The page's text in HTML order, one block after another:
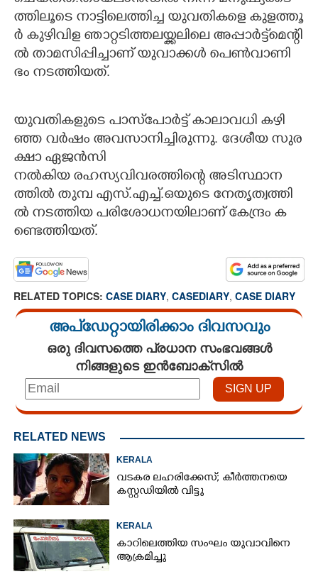
ത്തി​ലൂ​ടെ​ ​നാ​ട്ടി​ലെ​ത്തി​ച്ച​ ​യു​വ​തി​ക​ളെ​ ​കു​ള​ത്തൂ​
ർ​ ​കു​ഴി​വി​ള​ ​ഞാ​റ്റ​ടി​ത്ത​ല​യ്ക്ക​ലി​ലെ​ ​അ​പ്പാ​ർ​ട്ട്മെ​ന്റി​
ൽ​ ​താ​മ​സി​പ്പി​ച്ചാ​ണ് ​യു​വാ​ക്ക​ൾ​ ​പെ​ൺ​വാ​ണി​
ഭം​ ​ന​ട​ത്തി​യ​ത്.
യു​വ​തി​ക​ളു​ടെ​ ​പാ​സ്‌​പോ​ർ​ട്ട് ​കാ​ലാ​വ​ധി​ ​ക​ഴി​
ഞ്ഞ​ ​വ​ർ​ഷം​ ​അ​വ​സാ​നി​ച്ചി​രു​ന്നു.​ ​ദേ​ശീ​യ​ ​സു​ര​
ക്ഷാ​ ​ഏ​ജ​ൻ​സി
ന​ൽ​കി​യ​ ​ര​ഹ​സ്യ​വി​വ​ര​ത്തി​ന്റെ​ ​അ​ടി​സ്ഥാ​ന​
ത്തി​ൽ​ ​തു​മ്പ​ ​എ​സ്.​എ​ച്ച്.​ഒ​യു​ടെ​ ​നേ​തൃ​ത്വ​ത്തി​
ൽ​ ​ന​ട​ത്തി​യ​ ​പ​രി​ശോ​ധ​ന​യി​ലാ​ണ് ​കേ​ന്ദ്രം​ ​ക​
ണ്ടെ​ത്തി​യ​ത്.
RELATED TOPICS: CASE DIARY, CASEDIARY, CASE DIARY
അപ്ഡേറ്റായിരിക്കാം ദിവസവും
ഒരു ദിവസത്തെ പ്രധാന സംഭവങ്ങൾ
നിങ്ങളുടെ ഇൻബോക്സിൽ
RELATED NEWS
KERALA
വടകര ലഹരിക്കേസ്; കീർത്തനയെ
കസ്റ്റഡിയിൽ വിട്ടു
KERALA
കാറിലെത്തിയ സംഘം യുവാവിനെ
ആക്രമിച്ചു